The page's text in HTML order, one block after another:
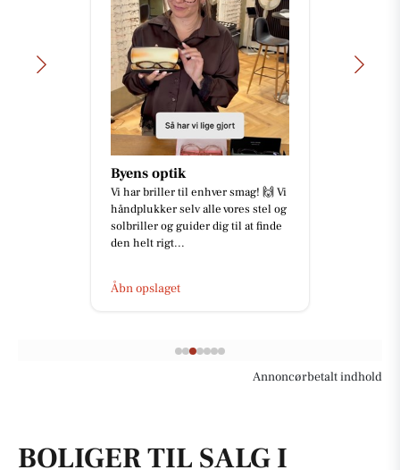
Byens optik
Vi har briller til enhver smag! 🙌 Vi
håndplukker selv alle vores stel og
solbriller og guider dig til at finde
den helt rigt...
Åbn opslaget
Annoncørbetalt indhold
BOLIGER TIL SALG I